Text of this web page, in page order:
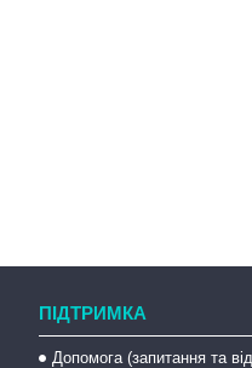
ПІДТРИМКА
Допомога (запитання та